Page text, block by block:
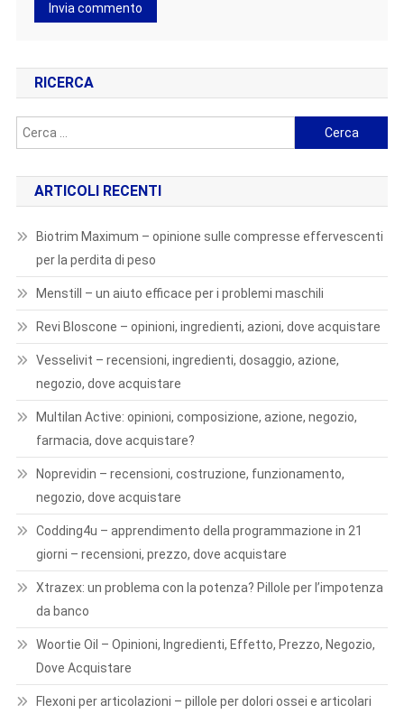
RICERCA
Ricerca
per:
ARTICOLI RECENTI
Biotrim Maximum – opinione sulle compresse effervescenti
per la perdita di peso
Menstill – un aiuto efficace per i problemi maschili
Revi Bloscone – opinioni, ingredienti, azioni, dove acquistare
Vesselivit – recensioni, ingredienti, dosaggio, azione,
negozio, dove acquistare
Multilan Active: opinioni, composizione, azione, negozio,
farmacia, dove acquistare?
Noprevidin – recensioni, costruzione, funzionamento,
negozio, dove acquistare
Codding4u – apprendimento della programmazione in 21
giorni – recensioni, prezzo, dove acquistare
Xtrazex: un problema con la potenza? Pillole per l’impotenza
da banco
Woortie Oil – Opinioni, Ingredienti, Effetto, Prezzo, Negozio,
Dove Acquistare
Flexoni per articolazioni – pillole per dolori ossei e articolari